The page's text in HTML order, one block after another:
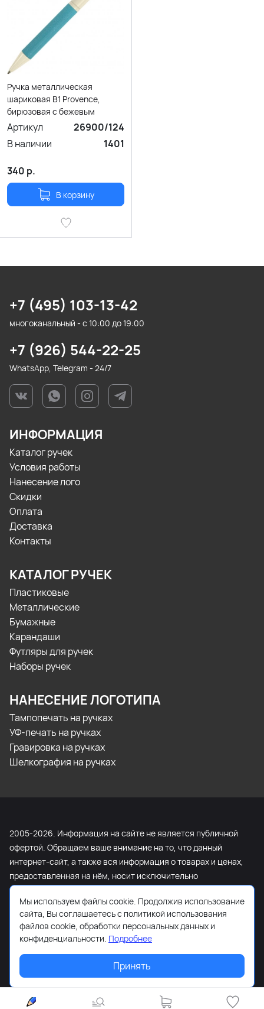
Ручка металлическая
шариковая B1 Provence,
бирюзовая с бежевым
Артикул
26900/124
В наличии
1401
340 р.
В корзину
+7 (495) 103-13-42
многоканальный - с 10:00 до 19:00
+7 (926) 544-22-25
WhatsApp, Telegram - 24/7
ИНФОРМАЦИЯ
Каталог ручек
Условия работы
Нанесение лого
Скидки
Оплата
Доставка
Контакты
КАТАЛОГ РУЧЕК
Пластиковые
Металлические
Бумажные
Карандаши
Футляры для ручек
Наборы ручек
НАНЕСЕНИЕ ЛОГОТИПА
Тампопечать на ручках
УФ-печать на ручках
Гравировка на ручках
Шелкография на ручках
2005-2026. Информация на сайте не является публичной
офертой. Обращаем ваше внимание на то, что данный
интернет-сайт, а также вся информация о товарах и ценах,
предоставленная на нём, носит исключительно
информационный характер и ни при каких условиях не
является публичной офертой, определяемой положениями
Статьи 437 Гражданского кодекса Российской Федерации.
Для получения подробной информации о наличии и
стоимости указанных товаров и (или) услуг, пожалуйста,
обращайтесь к менеджеру сайта с помощью специальной
формы связи или по телефону +7 (495) 103-13-42.
Мы используем файлы cookie. Продолжив использование
сайта, Вы соглашаетесь с политикой использования
файлов cookie, обработки персональных данных и
конфиденциальности. Подробнее
Принять